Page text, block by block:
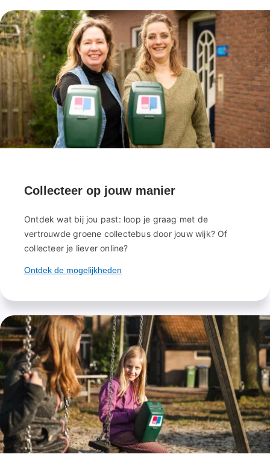
Collecteer op jouw manier
Ontdek wat bij jou past: loop je graag met de
vertrouwde groene collectebus door jouw wijk? Of
collecteer je liever online?
Ontdek de mogelijkheden